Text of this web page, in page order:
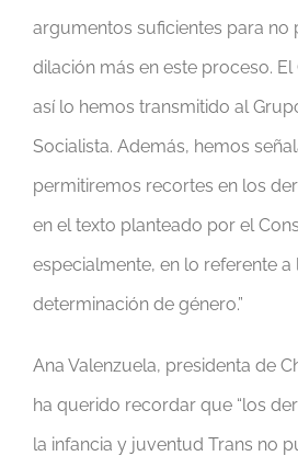
argumentos suficientes para no
dilación más en este proceso.
así lo hemos transmitido al
Socialista. Además, hemos
permitiremos recortes en los
en el texto planteado por el
especialmente, en lo referente a
determinación de género.”
Ana Valenzuela, presidenta de
ha querido recordar que “los
la infancia y juventud Trans no